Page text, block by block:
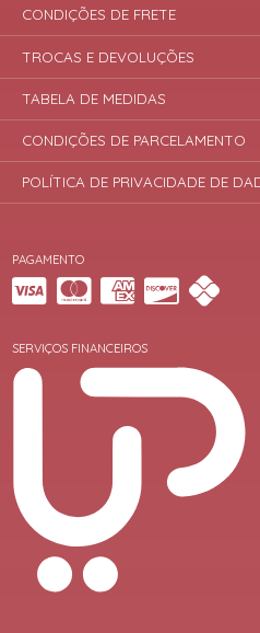
PAGAMENTO
SERVIÇOS FINANCEIROS
CONDIÇÕES DE FRETE
TROCAS E DEVOLUÇÕES
TABELA DE MEDIDAS
CONDIÇÕES DE PARCELAMENTO
POLÍTICA DE PRIVACIDADE DE